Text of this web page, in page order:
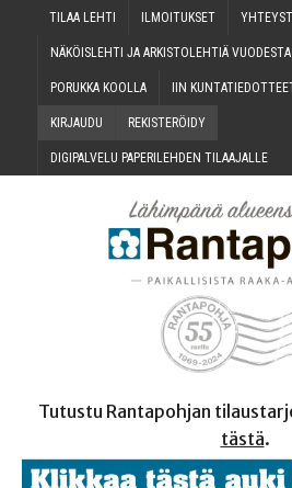
TILAA LEH­TI ILMOI­TUK­SET
NÄKÖIS­LEH­TI JA ARKIS­TO­LEH­TIÄ
PORUK­KA KOOLLA IIN
KIR­JAU­DU REKIS­TE­RÖI­DY
DIGI­PAL­VE­LU PAPE­RI­LEH­DEN TILAAJALLE
Tutustu Rantapohjan
tästä.